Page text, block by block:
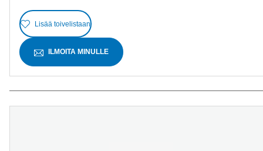
Lisää toivelistaan
ILMOITA MINULLE